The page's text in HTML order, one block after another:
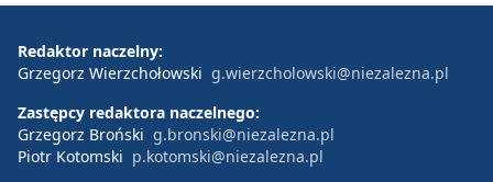
Redaktor naczelny:
Grzegorz Wierzchołowski g.wierzcholowski@niezalezna.pl
Zastępcy redaktora naczelnego:
Grzegorz Broński g.bronski@niezalezna.pl
Piotr Kotomski p.kotomski@niezalezna.pl